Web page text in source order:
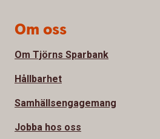
Om oss
Om Tjörns Sparbank
Hållbarhet
Samhällsengagemang
Jobba hos oss